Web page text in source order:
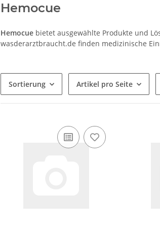
Hemocue
Hemocue bietet ausgewählte Produkte und
wasderarztbraucht.de finden medizinische
Sortierung Artikel pro Seite